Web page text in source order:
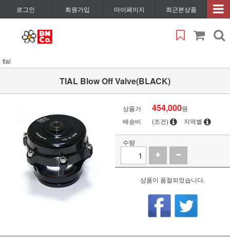
로그인 회원가입 마이페이지 최근본상품
tial
TIAL Blow Off Valve(BLACK)
상품가 454,000원
배송비
(조건) 지역별
수량
상품이 품절되었습니다.